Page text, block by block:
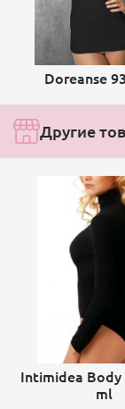
Doreanse
Другие
Intimidea
ml